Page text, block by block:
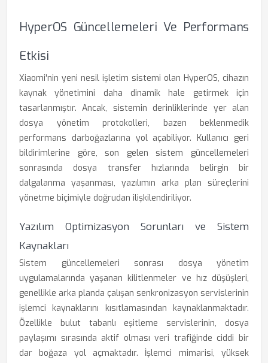
HyperOS Güncellemeleri Ve Performans
Etkisi
Xiaomi'nin yeni nesil işletim sistemi olan HyperOS, cihazın
kaynak yönetimini daha dinamik hale getirmek için
tasarlanmıştır. Ancak, sistemin derinliklerinde yer alan
dosya yönetim protokolleri, bazen beklenmedik
performans darboğazlarına yol açabiliyor. Kullanıcı geri
bildirimlerine göre, son gelen sistem güncellemeleri
sonrasında dosya transfer hızlarında belirgin bir
dalgalanma yaşanması, yazılımın arka plan süreçlerini
yönetme biçimiyle doğrudan ilişkilendiriliyor.
Yazılım Optimizasyon Sorunları ve Sistem
Kaynakları
Sistem güncellemeleri sonrası dosya yönetim
uygulamalarında yaşanan kilitlenmeler ve hız düşüşleri,
genellikle arka planda çalışan senkronizasyon servislerinin
işlemci kaynaklarını kısıtlamasından kaynaklanmaktadır.
Özellikle bulut tabanlı eşitleme servislerinin, dosya
paylaşımı sırasında aktif olması veri trafiğinde ciddi bir
dar boğaza yol açmaktadır. İşlemci mimarisi, yüksek